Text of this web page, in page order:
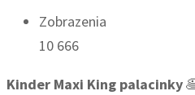
Zobrazenia
10 666
Kinder Maxi King palacinky